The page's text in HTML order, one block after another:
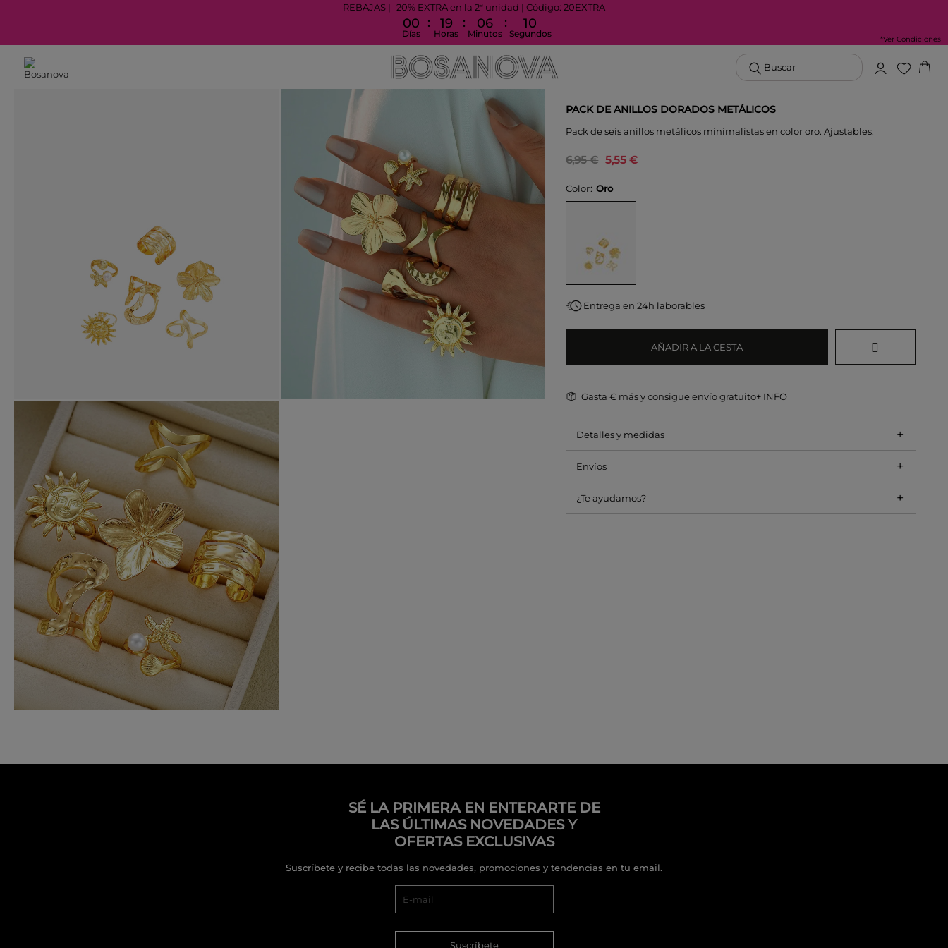
REBAJAS | -20% EXTRA en la 2ª unidad | Código: 20EXTRA
00
Días
: 19
Horas
: 06
Minutos
: 10
Segundos
*Ver Condiciones
Buscar
PACK DE ANILLOS DORADOS METÁLICOS
Pack de seis anillos metálicos minimalistas en color oro. Ajustables.
5,55 €
6,95 €
Color Oro
Entrega en 24h laborables
AÑADIR A LA CESTA
Gasta€ más y consigue envío gratuito+ INFO
Detalles y medidas +
Envíos +
¿Te ayudamos? +
SÉ LA PRIMERA EN ENTERARTE DE
LAS ÚLTIMAS NOVEDADES Y
OFERTAS EXCLUSIVAS
Suscríbete y recibe todas las novedades, promociones y tendencias en tu email.
Suscríbete